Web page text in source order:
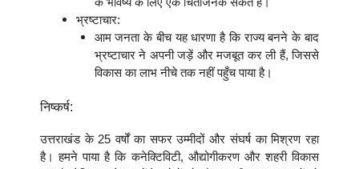
भ्रष्टाचार:
आम जनता के बीच यह धारणा है कि राज्य बनने के बाद
भ्रष्टाचार ने अपनी जड़ें और मजबूत कर ली हैं, जिससे
विकास का लाभ नीचे तक नहीं पहुँच पाया है।
निष्कर्ष:
उत्तराखंड के 25 वर्षों का सफर उम्मीदों और संघर्ष का मिश्रण रहा
है। हमने पाया है कि कनेक्टिविटी, औद्योगीकरण और शहरी विकास